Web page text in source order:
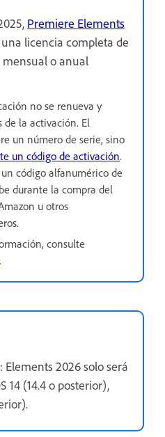
Premiere Elements
licencia completa de
mensual o anual
no se renueva y
de la activación. El
un número de serie, sino
un código de activación.
código alfanumérico de
durante la compra del
u otros
consulte
.
2026 solo será
14 (14.4 o posterior),